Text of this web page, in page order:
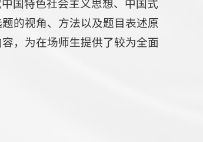
国特色社会主义思想、中国式
的视角、方法以及题目表述原
，为在场师生提供了较为全面